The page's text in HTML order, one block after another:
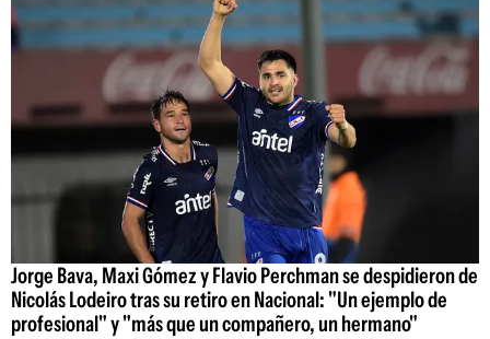
Jorge Bava, Maxi Gómez y Flavio Perchman se despidieron de
Nicolás Lodeiro tras su retiro en Nacional: "Un ejemplo de
profesional" y "más que un compañero, un hermano"